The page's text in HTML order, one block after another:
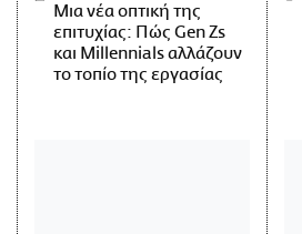
Μια νέα οπτική της
επιτυχίας: Πώς Gen Zs
και Millennials αλλάζουν
το τοπίο της εργασίας